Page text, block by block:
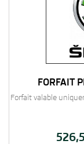
FORFAIT
Forfait valable